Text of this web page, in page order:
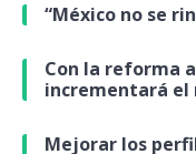
“México no se
Con la reforma
incrementará el
Mejorar los